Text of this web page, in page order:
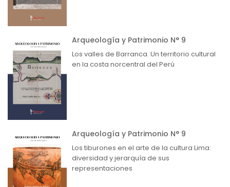
Arqueología y Patrimonio N° 9
Los valles de Barranca. Un territorio cultural
en la costa norcentral del Perú
Arqueología y Patrimonio N° 9
Los tiburones en el arte de la cultura Lima:
diversidad y jerarquía de sus
representaciones